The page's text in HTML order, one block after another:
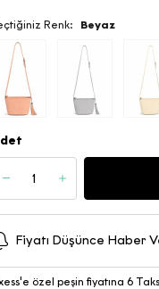
Renk: Beyaz
Fiyatı Düşünce Haber
özel peşin fiyatına 6